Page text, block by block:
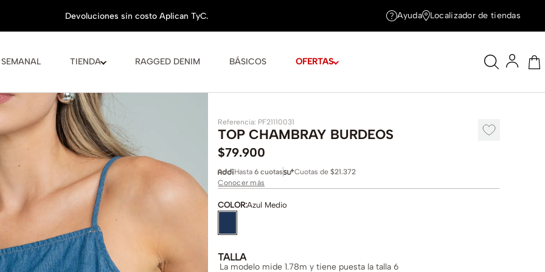
TIENDA RAGGED DENIM BÁSICOS OFERTAS
Ayuda Localizador de tiendas
Referencia: PF21110031
TOP CHAMBRAY BURDEOS
$79.900
Hasta6 cuotas Cuotas de$21.372
Conocer más
COLOR:Azul Medio
TALLA
La modelo mide 1.78m y tiene puesta la talla 6